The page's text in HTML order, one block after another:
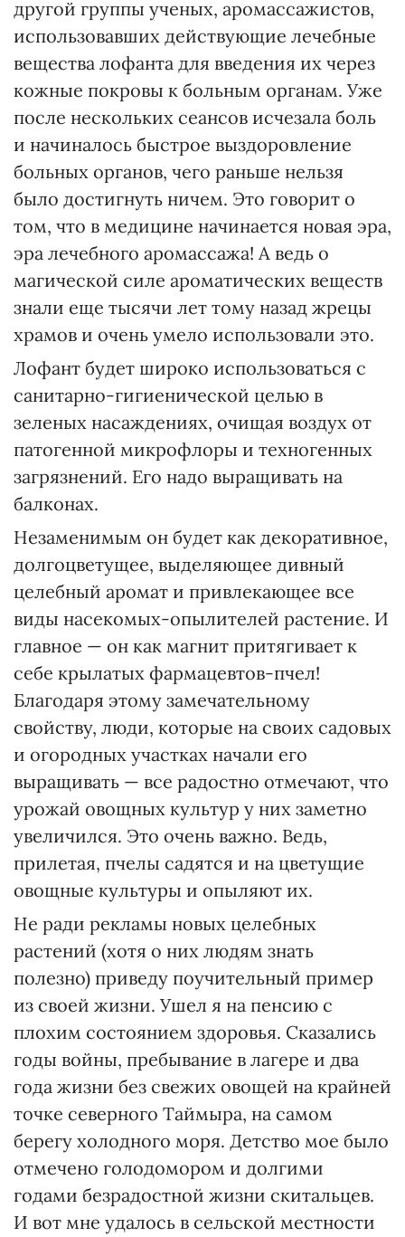
другой группы ученых, аромассажистов,
использовавших действующие лечебные
вещества лофанта для введения их через
кожные покровы к больным органам. Уже
после нескольких сеансов исчезала боль
и начиналось быстрое выздоровление
больных органов, чего раньше нельзя
было достигнуть ничем. Это говорит о
том, что в медицине начинается новая эра,
эра лечебного аромассажа! А ведь о
магической силе ароматических веществ
знали еще тысячи лет тому назад жрецы
храмов и очень умело использовали это.
Лофант будет широко использоваться с
санитарно-гигиенической целью в
зеленых насаждениях, очищая воздух от
патогенной микрофлоры и техногенных
загрязнений. Его надо выращивать на
балконах.
Незаменимым он будет как декоративное,
долгоцветущее, выделяющее дивный
целебный аромат и привлекающее все
виды насекомых-опылителей растение. И
главное — он как магнит притягивает к
себе крылатых фармацевтов-пчел!
Благодаря этому замечательному
свойству, люди, которые на своих садовых
и огородных участках начали его
выращивать — все радостно отмечают, что
урожай овощных культур у них заметно
увеличился. Это очень важно. Ведь,
прилетая, пчелы садятся и на цветущие
овощные культуры и опыляют их.
Не ради рекламы новых целебных
растений (хотя о них людям знать
полезно) приведу поучительный пример
из своей жизни. Ушел я на пенсию с
плохим состоянием здоровья. Сказались
годы войны, пребывание в лагере и два
года жизни без свежих овощей на крайней
точке северного Таймыра, на самом
берегу холодного моря. Детство мое было
отмечено голодомором и долгими
годами безрадостной жизни скитальцев.
И вот мне удалось в сельской местности